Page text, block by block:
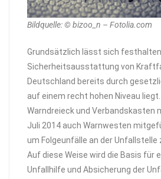
Bildquelle: © bizoo_n – Fotolia.com
Grundsätzlich lässt sich
Sicherheitsausstattung von
Deutschland bereits durch
auf einem recht hohen Niveau liegt.
Warndreieck und Verbandskasten
Juli 2014 auch Warnwesten
um Folgeunfälle an der Unfallstelle
Auf diese Weise wird die Basis für
Unfallhilfe und Absicherung der